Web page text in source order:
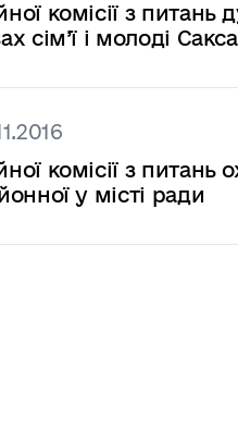
комісії з питань
сім’ї і молоді
комісії з
у місті ради